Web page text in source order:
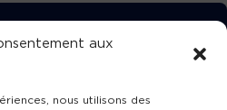
aux
nous utilisons des
GRATUITEMENT
TVBA !